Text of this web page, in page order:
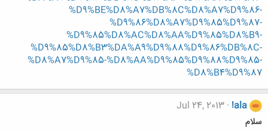
%D9%BE%D8%A7%DB%8C%D8%A7%D9%86-
%D9%86%D8%A7%D9%85%D9%87-
%D9%85%D8%AC%D8%AA%D9%85%D8%B9-
%D9%85%D8%B3%DA%A9%D9%88%D9%86%DB%8C-
%D8%A7%D9%85-%D8%AA%D9%85%D9%88%D9%85-
%D8%B4%D9%87
!ala
Jul 24, 2013
سلام